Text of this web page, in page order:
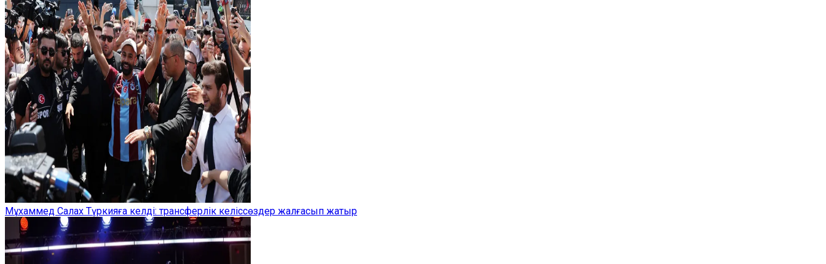
Мұхаммед Салах Түркияға келді: трансферлік келіссөздер жалғасып жатыр